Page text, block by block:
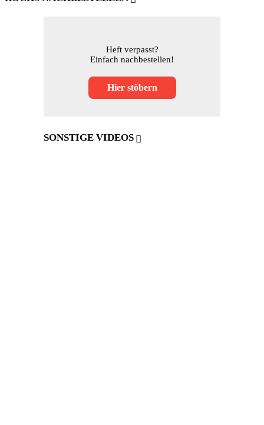
Heft verpasst?
Einfach nachbestellen!
Hier stöbern
SONSTIGE VIDEOS